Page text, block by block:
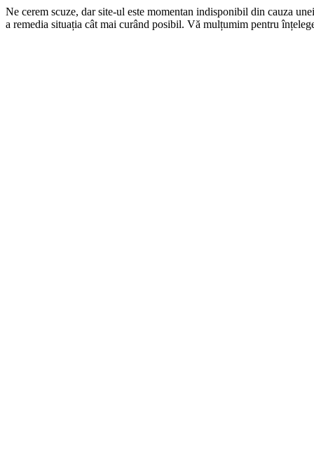
Ne cerem scuze, dar site-ul este momentan indisponibil din cauza
a remedia situația cât mai curând posibil. Vă mulțumim pentru